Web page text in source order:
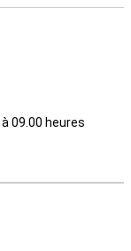
à 09.00 heures